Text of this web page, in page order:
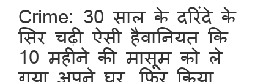
Crime: 30 साल के दरिंदे के
सिर चढ़ी ऐसी हैवानियत कि
10 महीने की मासूम को ले